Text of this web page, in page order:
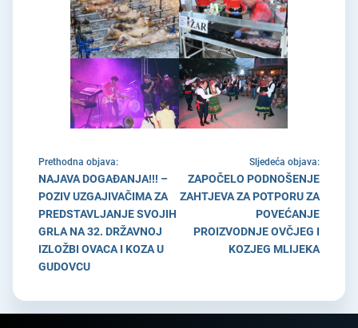
Prethodna objava:
NAJAVA DOGAĐANJA!!! –
POZIV UZGAJIVAČIMA ZA
PREDSTAVLJANJE SVOJIH
GRLA NA 32. DRŽAVNOJ
IZLOŽBI OVACA I KOZA U
GUDOVCU
Sljedeća objava:
ZAPOČELO PODNOŠENJE
ZAHTJEVA ZA POTPORU ZA
POVEĆANJE
PROIZVODNJE OVČJEG I
KOZJEG MLIJEKA